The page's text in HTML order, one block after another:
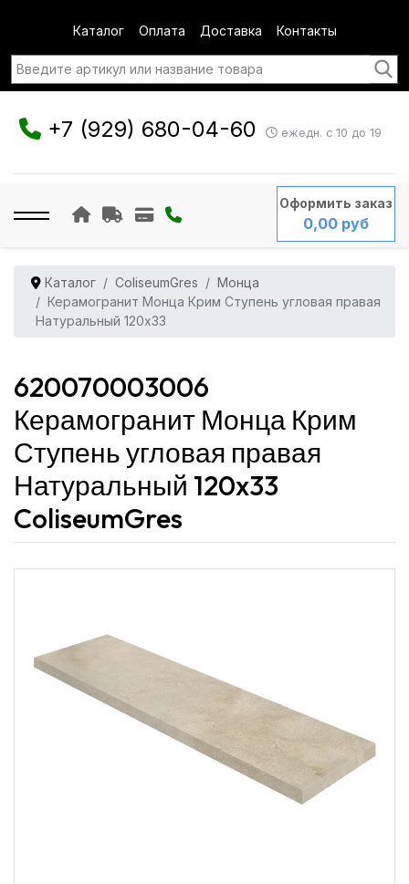
Каталог Оплата Доставка Контакты
+7 (929) 680-04-60 ежедн. с 10 до 19
Оформить заказ
0,00 руб
Каталог ColiseumGres
Монца
Керамогранит Монца Крим Ступень угловая правая
Натуральный 120x33
620070003006
Керамогранит Монца Крим
Ступень угловая правая
Натуральный 120x33
ColiseumGres